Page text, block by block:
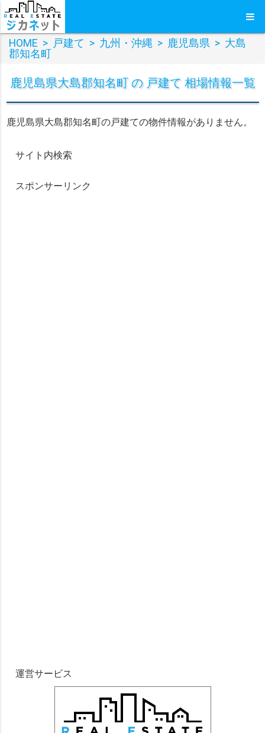
HOME > 戸建て > 九州・沖縄 > 鹿児島県 > 大島
郡知名町
鹿児島県大島郡知名町 の 戸建て 相場情報一覧
鹿児島県大島郡知名町の戸建ての物件情報がありません。
サイト内検索
スポンサーリンク
運営サービス